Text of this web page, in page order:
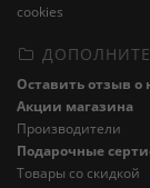
cookies
Оставить отзыв о
Акции магазина
Производители
Подарочные
Товары со скидкой